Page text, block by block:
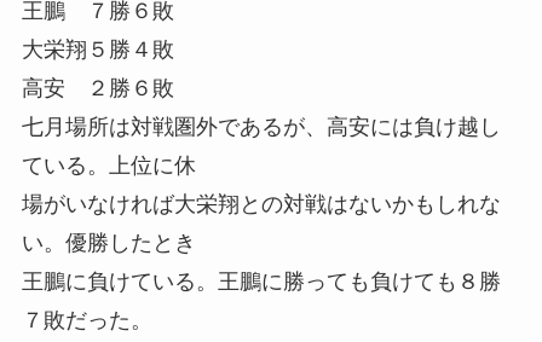
王鵬 ７勝６敗
大栄翔５勝４敗
高安 ２勝６敗
七月場所は対戦圏外であるが、高安には負け越し
ている。上位に休
場がいなければ大栄翔との対戦はないかもしれな
い。優勝したとき
王鵬に負けている。王鵬に勝っても負けても８勝
７敗だった。